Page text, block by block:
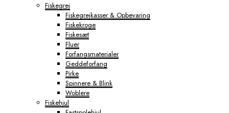
Fiskegrej
Fiskegrejkasser & Opbevaring
Fiskekroge
Fiskesæt
Fluer
Forfangsmaterialer
Geddeforfang
Pirke
Spinnere & Blink
Woblere
Fiskehjul